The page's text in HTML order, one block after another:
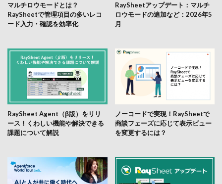
マルチロウモードとは？
RaySheetで管理項目の多いレコ
ード入力・確認を効率化
RaySheetアップデート：マルチ
ロウモードの追加など：2026年5
月
RaySheet Agent（β版）をリリ
ース！くわしい機能や解決できる
課題について解説
ノーコードで実現！RaySheetで
商談フェーズに応じて表示ビュー
を変更するには？